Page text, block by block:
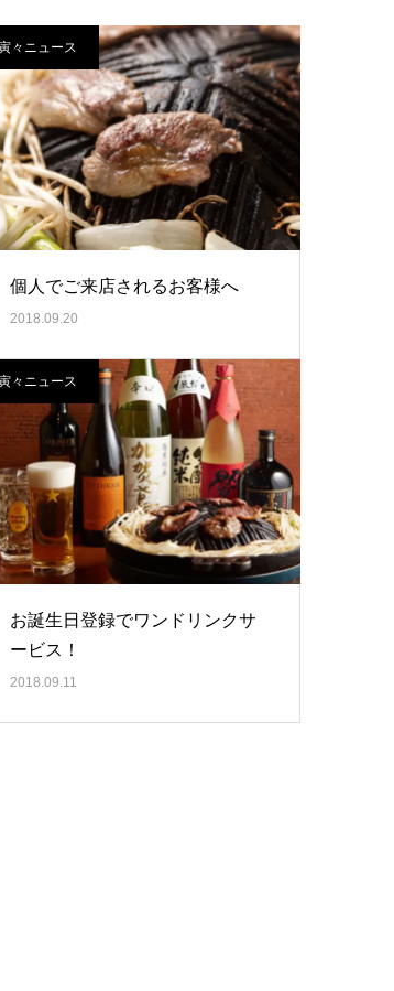
々ニュース
個人でご来店されるお客様へ
2018.09.20
々ニュース
お誕生日登録でワンドリンクサ
ービス！
2018.09.11